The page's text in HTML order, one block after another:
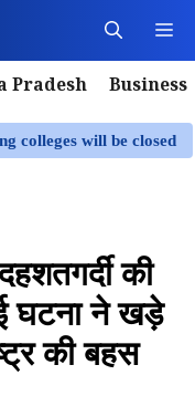
Pradesh Business
colleges will be closed
की
घटना ने खड़े
की बहस